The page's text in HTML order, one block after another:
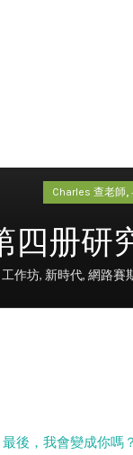
Charles 查老師,
四册研
工作坊, 新時代, 網路賽
後，我會變成你嗎